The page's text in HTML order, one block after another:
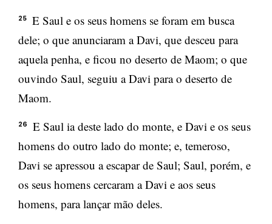
25
E Saul e os seus homens se foram em busca
dele; o que anunciaram a Davi, que desceu para
aquela penha, e ficou no deserto de Maom; o que
ouvindo Saul, seguiu a Davi para o deserto de
Maom.
26
E Saul ia deste lado do monte, e Davi e os seus
homens do outro lado do monte; e, temeroso,
Davi se apressou a escapar de Saul; Saul, porém, e
os seus homens cercaram a Davi e aos seus
homens, para lançar mão deles.